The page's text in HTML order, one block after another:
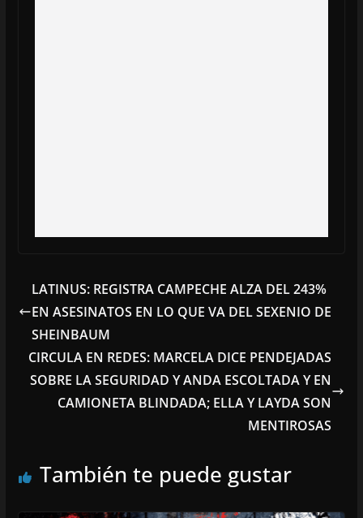
LATINUS: REGISTRA CAMPECHE ALZA DEL 243%
EN ASESINATOS EN LO QUE VA DEL SEXENIO DE
SHEINBAUM
CIRCULA EN REDES: MARCELA DICE PENDEJADAS
SOBRE LA SEGURIDAD Y ANDA ESCOLTADA Y EN
CAMIONETA BLINDADA; ELLA Y LAYDA SON
MENTIROSAS
También te puede gustar